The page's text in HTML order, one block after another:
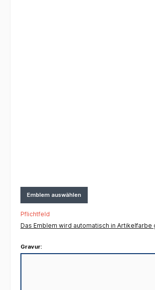
Emblem auswählen
Pflichtfeld
Das Emblem wird automatisch in Artikelfarbe
Gravur: